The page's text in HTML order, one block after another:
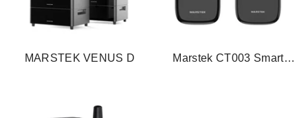
MARSTEK VENUS D
Marstek CT003 Smart